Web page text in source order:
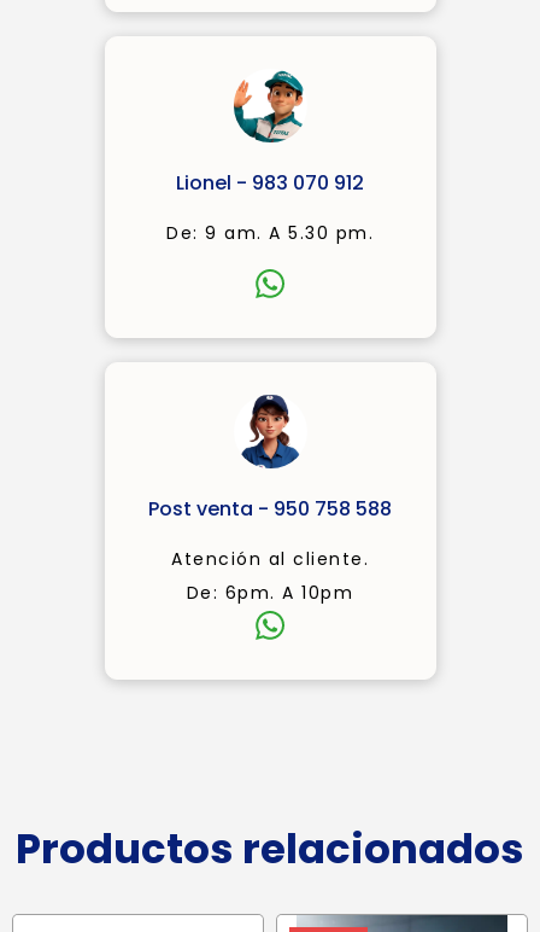
Lionel - 983 070 912
De: 9 am. A 5.30 pm.
Post venta - 950 758 588
Atención al cliente.
De: 6pm. A 10pm
Productos relacionados